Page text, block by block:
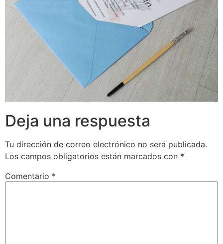
Deja una respuesta
Tu dirección de correo electrónico no será publicada.
Los campos obligatorios están marcados con *
Comentario *